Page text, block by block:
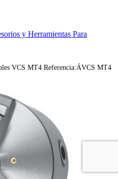
y Herramientas Para
VCS MT4 Referencia:ÁVCS MT4